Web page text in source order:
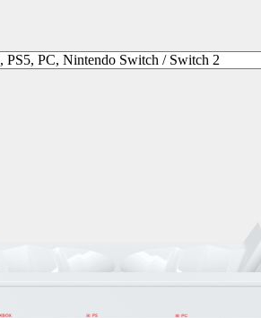
PC, Nintendo Switch / Switch 2